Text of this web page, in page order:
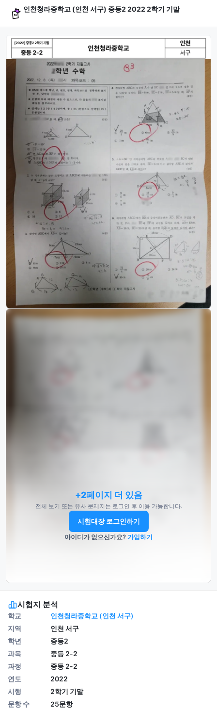
인천청라중학교 (인천 서구) 중등2 2022 2학기 기말
+2페이지 더 있음
전체 보기 또는 유사 문제지는 로그인 후 이용 가능합니다.
시험대장 로그인하기
아이디가 없으신가요?가입하기
시험지 분석
학교
인천청라중학교 (인천 서구)
지역
인천 서구
학년
중등2
과목
중등 2-2
과정
중등 2-2
연도
2022
시행
2학기 기말
문항 수
25문항